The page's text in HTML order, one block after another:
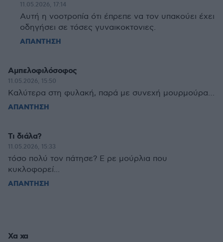
11.05.2026, 17:14
Αυτή η νοοτροπία ότι έπρεπε να τον υπακούει έχει
οδηγήσει σε τόσες γυναικοκτονιες.
ΑΠΑΝΤΗΣΗ
Αμπελοφιλόσοφος
11.05.2026, 15:50
Καλύτερα στη φυλακή, παρά με συνεχή μουρμούρα…
ΑΠΑΝΤΗΣΗ
Τι διάλα?
11.05.2026, 15:33
τόσο πολύ τον πάτησε? Ε ρε μούρλια που
κυκλοφορεί...
ΑΠΑΝΤΗΣΗ
Χα χα